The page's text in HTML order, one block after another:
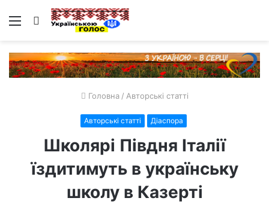
Меню Пошук
Головна / Авторські статті
Авторські статті Діаспора
Школярі Півдня Італії
їздитимуть в українську
школу в Казерті